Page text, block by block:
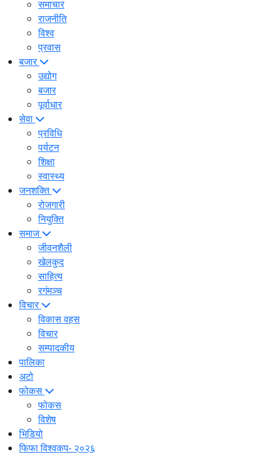
समाचार
राजनीति
विश्व
प्रवास
बजार
उद्योग
बजार
पूर्वाधार
सेवा
प्रविधि
पर्यटन
शिक्षा
स्वास्थ्य
जनशक्ति
रोजगारी
नियुक्ति
समाज
जीवनशैली
खेलकुद
साहित्य
रगंमञ्च
विचार
विकास वहस
विचार
सम्पादकीय
पालिका
अटो
फोकस
फोकस
विशेष
भिडियो
फिफा विश्वकप- २०२६